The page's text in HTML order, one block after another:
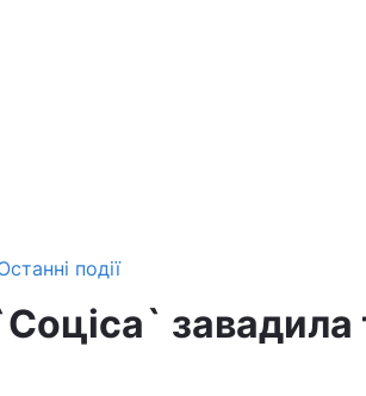
події
завадила